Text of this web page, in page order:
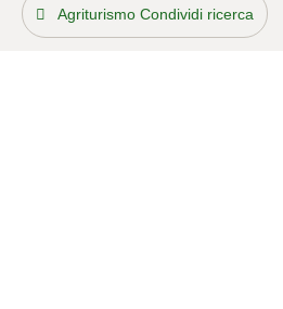
Agriturismo Condividi ricerca